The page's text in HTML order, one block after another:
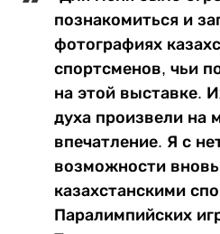
познакомиться и
фотографиях
спортсменов, чьи
на этой выставке.
духа произвели на
впечатление. Я с
возможности вновь
казахстанскими
Паралимпийских